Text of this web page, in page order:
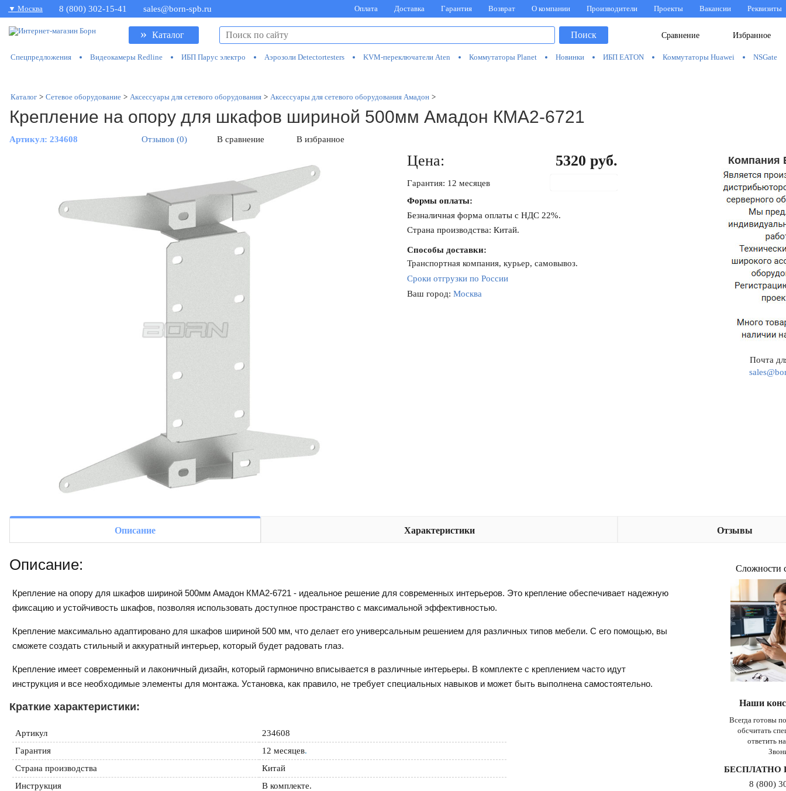
▼ Москва 8 (800) 302-15-41 sales@born-spb.ru Оплата Доставка Гарантия Возврат О компании Производители Проекты Вакансии Реквизиты
» Каталог Избранное
Сравнение
Поиск
Спецпредложения Видеокамеры Redline ИБП Парус электро Аэрозоли Detectortesters KVM-переключатели Aten Коммутаторы Planet Новинки ИБП EATON Коммутаторы Huawei NSGate
Каталог > Сетевое оборудование > Аксессуары для сетевого оборудования > Аксессуары для сетевого оборудования Амадон >
Крепление на опору для шкафов шириной 500мм Амадон КМА2-6721
Артикул: 234608 Отзывов (0) В сравнение В избранное
Цена: 5320 руб.
Гарантия: 12 месяцев
Формы оплаты:
Безналичная форма оплаты с НДС 22%.
Страна производства: Китай.
Способы доставки:
Транспортная компания, курьер, самовывоз.
Сроки отгрузки по России
Ваш город: Москва
Компания
Почта
Описание Характеристики Отзывы
Описание:
Крепление на опору для шкафов шириной 500мм Амадон КМА2-6721 - идеальное решение для современных интерьеров. Это крепление обеспечивает надежную
фиксацию и устойчивость шкафов, позволяя использовать доступное пространство с максимальной эффективностью.
Крепление максимально адаптировано для шкафов шириной 500 мм, что делает его универсальным решением для различных типов мебели. С его помощью, вы
сможете создать стильный и аккуратный интерьер, который будет радовать глаз.
Крепление имеет современный и лаконичный дизайн, который гармонично вписывается в различные интерьеры. В комплекте с креплением часто идут
инструкция и все необходимые элементы для монтажа. Установка, как правило, не требует специальных навыков и может быть выполнена самостоятельно.
Краткие характеристики:
Артикул
234608
Гарантия
12 месяцев.
Страна производства
Китай
Инструкция
В комплекте.
Сложности
Наши
Всегда готовы
обсчитать
ответить
БЕСПЛАТНО
8 (800)